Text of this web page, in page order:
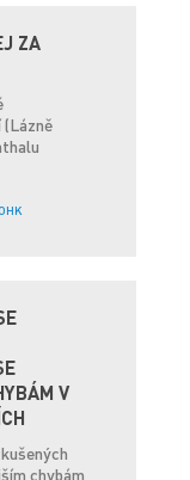
ZA
V
chybám